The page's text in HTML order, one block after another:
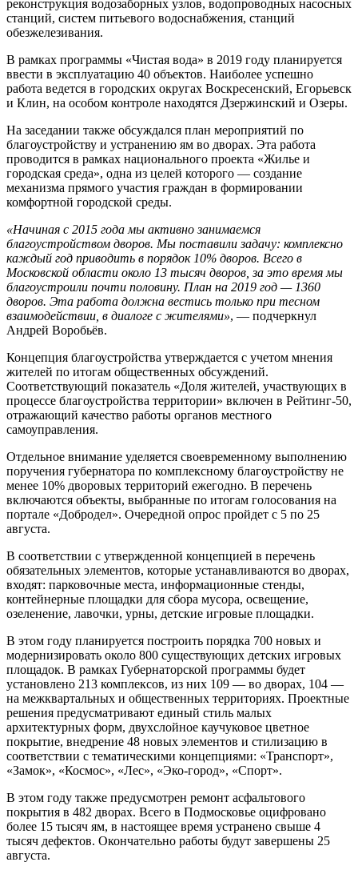
реконструкция водозаборных узлов, водопроводных насосных
станций, систем питьевого водоснабжения, станций
обезжелезивания.
В рамках программы «Чистая вода» в 2019 году планируется
ввести в эксплуатацию 40 объектов. Наиболее успешно
работа ведется в городских округах Воскресенский, Егорьевск
и Клин, на особом контроле находятся Дзержинский и Озеры.
На заседании также обсуждался план мероприятий по
благоустройству и устранению ям во дворах. Эта работа
проводится в рамках национального проекта «Жилье и
городская среда», одна из целей которого — создание
механизма прямого участия граждан в формировании
комфортной городской среды.
«Начиная с 2015 года мы активно занимаемся
благоустройством дворов. Мы поставили задачу: комплексно
каждый год приводить в порядок 10% дворов. Всего в
Московской области около 13 тысяч дворов, за это время мы
благоустроили почти половину. План на 2019 год — 1360
дворов. Эта работа должна вестись только при тесном
взаимодействии, в диалоге с жителями», — подчеркнул
Андрей Воробьёв.
Концепция благоустройства утверждается с учетом мнения
жителей по итогам общественных обсуждений.
Соответствующий показатель «Доля жителей, участвующих в
процессе благоустройства территории» включен в Рейтинг-50,
отражающий качество работы органов местного
самоуправления.
Отдельное внимание уделяется своевременному выполнению
поручения губернатора по комплексному благоустройству не
менее 10% дворовых территорий ежегодно. В перечень
включаются объекты, выбранные по итогам голосования на
портале «Добродел». Очередной опрос пройдет с 5 по 25
августа.
В соответствии с утвержденной концепцией в перечень
обязательных элементов, которые устанавливаются во дворах,
входят: парковочные места, информационные стенды,
контейнерные площадки для сбора мусора, освещение,
озеленение, лавочки, урны, детские игровые площадки.
В этом году планируется построить порядка 700 новых и
модернизировать около 800 существующих детских игровых
площадок. В рамках Губернаторской программы будет
установлено 213 комплексов, из них 109 — во дворах, 104 —
на межквартальных и общественных территориях. Проектные
решения предусматривают единый стиль малых
архитектурных форм, двухслойное каучуковое цветное
покрытие, внедрение 48 новых элементов и стилизацию в
соответствии с тематическими концепциями: «Транспорт»,
«Замок», «Космос», «Лес», «Эко-город», «Спорт».
В этом году также предусмотрен ремонт асфальтового
покрытия в 482 дворах. Всего в Подмосковье оцифровано
более 15 тысяч ям, в настоящее время устранено свыше 4
тысяч дефектов. Окончательно работы будут завершены 25
августа.